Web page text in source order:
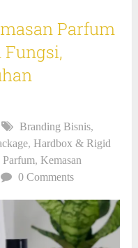
Parfum
Fungsi,
Branding Bisnis,
,Hardbox & Rigid
Parfum,Kemasan
0 Comments